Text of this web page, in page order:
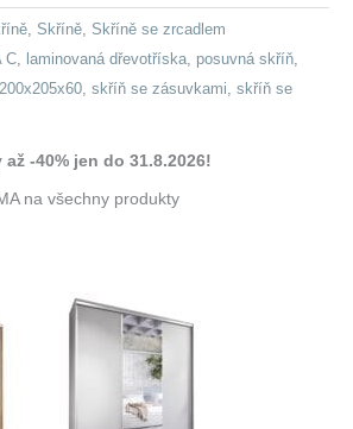
, Skříně, Skříně se zrcadlem
C, laminovaná dřevotříska, posuvná skříň,
, skříň se zásuvkami, skříň se
-40% jen do 31.8.2026!
na všechny produkty